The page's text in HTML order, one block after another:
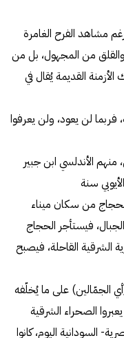
مشاهد الفرح الغامرة
من المجهول، بل من
القديمة يُقال في
لن يعود، ولن يعرفوا
منهم الأندلسي ابن جبير
سنة
الحجاج من سكان ميناء
فيستأجر الحجاج
الشرقية القاحلة، فيصبح
الجمّالين) على ما يُخلّفه
الصحراء الشرقية
السودانية اليوم، كانوا